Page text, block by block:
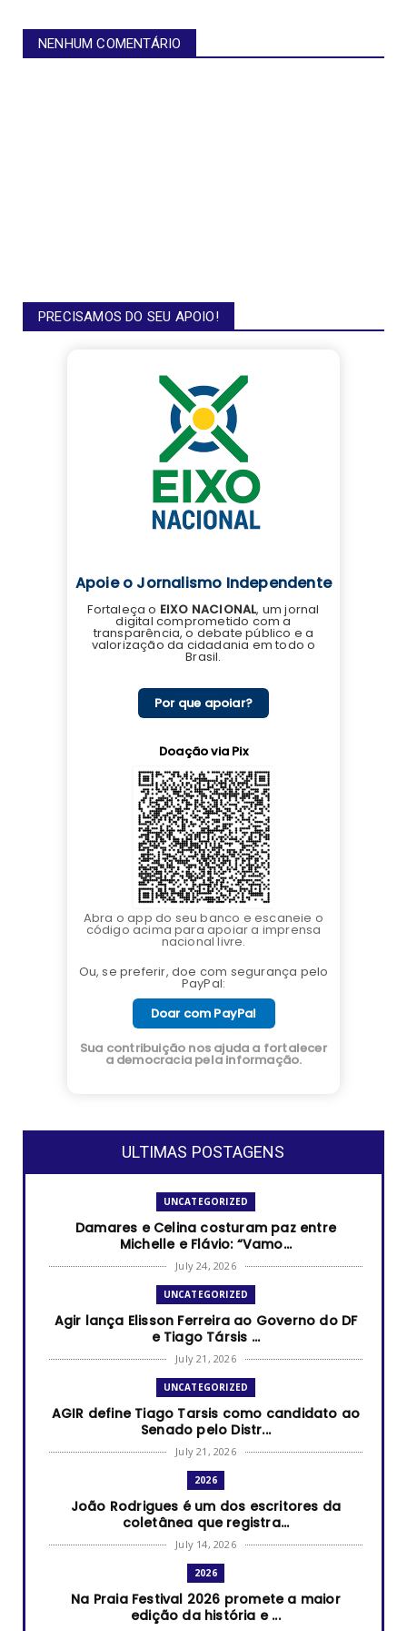
NENHUM COMENTÁRIO
PRECISAMOS DO SEU APOIO!
Apoie o Jornalismo Independente
Fortaleça o EIXO NACIONAL, um jornal
digital comprometido com a
transparência, o debate público e a
valorização da cidadania em todo o
Brasil.
Por que apoiar?
Doação via Pix
Abra o app do seu banco e escaneie o
código acima para apoiar a imprensa
nacional livre.
Ou, se preferir, doe com segurança pelo
PayPal:
Doar com PayPal
Sua contribuição nos ajuda a fortalecer
a democracia pela informação.
ULTIMAS POSTAGENS
UNCATEGORIZED
Damares e Celina costuram paz entre
Michelle e Flávio: “Vamo...
July 24, 2026
UNCATEGORIZED
Agir lança Elisson Ferreira ao Governo do DF
e Tiago Társis ...
July 21, 2026
UNCATEGORIZED
AGIR define Tiago Tarsis como candidato ao
Senado pelo Distr...
July 21, 2026
2026
João Rodrigues é um dos escritores da
coletânea que registra...
July 14, 2026
2026
Na Praia Festival 2026 promete a maior
edição da história e ...